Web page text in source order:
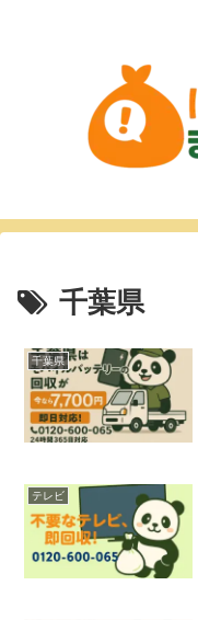
千葉県
千葉県
テレビ